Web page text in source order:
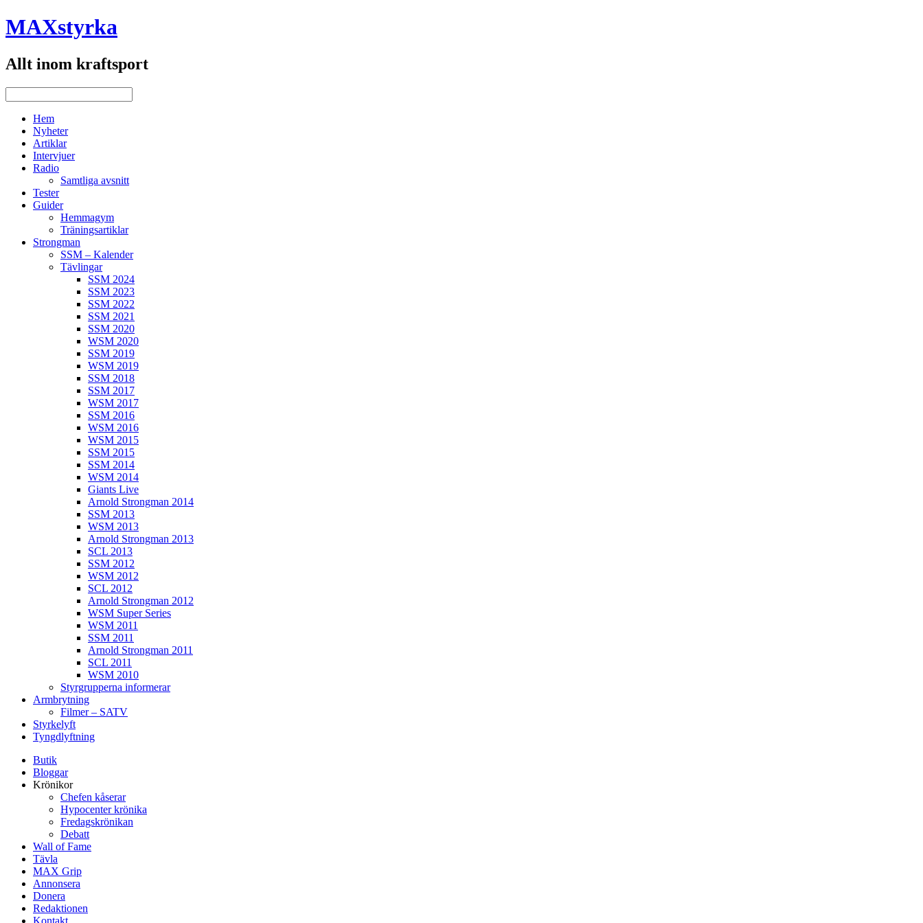
MAXstyrka
Allt inom kraftsport
Hem
Nyheter
Artiklar
Intervjuer
Radio
Samtliga avsnitt
Tester
Guider
Hemmagym
Träningsartiklar
Strongman
SSM – Kalender
Tävlingar
SSM 2024
SSM 2023
SSM 2022
SSM 2021
SSM 2020
WSM 2020
SSM 2019
WSM 2019
SSM 2018
SSM 2017
WSM 2017
SSM 2016
WSM 2016
WSM 2015
SSM 2015
SSM 2014
WSM 2014
Giants Live
Arnold Strongman 2014
SSM 2013
WSM 2013
Arnold Strongman 2013
SCL 2013
SSM 2012
WSM 2012
SCL 2012
Arnold Strongman 2012
WSM Super Series
WSM 2011
SSM 2011
Arnold Strongman 2011
SCL 2011
WSM 2010
Styrgrupperna informerar
Armbrytning
Filmer – SATV
Styrkelyft
Tyngdlyftning
Butik
Bloggar
Krönikor
Chefen kåserar
Hypocenter krönika
Fredagskrönikan
Debatt
Wall of Fame
Tävla
MAX Grip
Annonsera
Donera
Redaktionen
Kontakt